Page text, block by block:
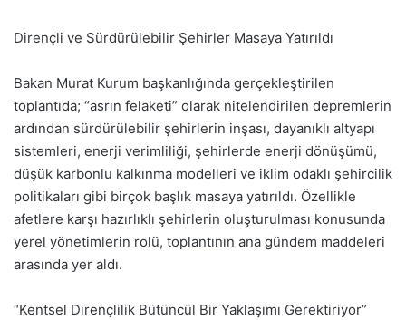
Dirençli ve Sürdürülebilir Şehirler Masaya Yatırıldı
Bakan Murat Kurum başkanlığında gerçekleştirilen
toplantıda; “asrın felaketi” olarak nitelendirilen depremlerin
ardından sürdürülebilir şehirlerin inşası, dayanıklı altyapı
sistemleri, enerji verimliliği, şehirlerde enerji dönüşümü,
düşük karbonlu kalkınma modelleri ve iklim odaklı şehircilik
politikaları gibi birçok başlık masaya yatırıldı. Özellikle
afetlere karşı hazırlıklı şehirlerin oluşturulması konusunda
yerel yönetimlerin rolü, toplantının ana gündem maddeleri
arasında yer aldı.
“Kentsel Dirençlilik Bütüncül Bir Yaklaşımı Gerektiriyor”